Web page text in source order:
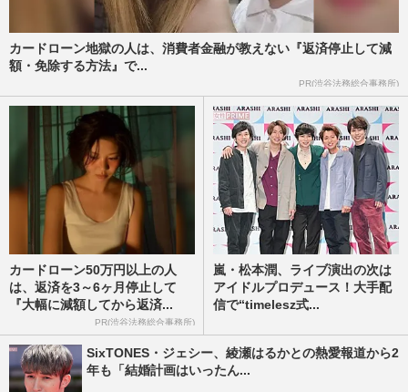
カードローン地獄の人は、消費者金融が教えない『返済停止して減
額・免除する方法』で...
PR(渋谷法務総合事務所)
カードローン50万円以上の人
は、返済を3～6ヶ月停止して
『大幅に減額してから返済...
PR(渋谷法務総合事務所)
嵐・松本潤、ライブ演出の次は
アイドルプロデュース！大手配
信で“timelesz式...
SixTONES・ジェシー、綾瀬はるかとの熱愛報道から2
年も「結婚計画はいったん...